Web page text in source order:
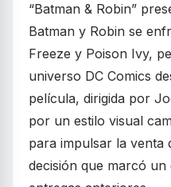
“Batman & Robin”
Batman y Robin se
Freeze y Poison Ivy,
universo DC Comics
película, dirigida por
por un estilo visual
para impulsar la venta
decisión que marcó